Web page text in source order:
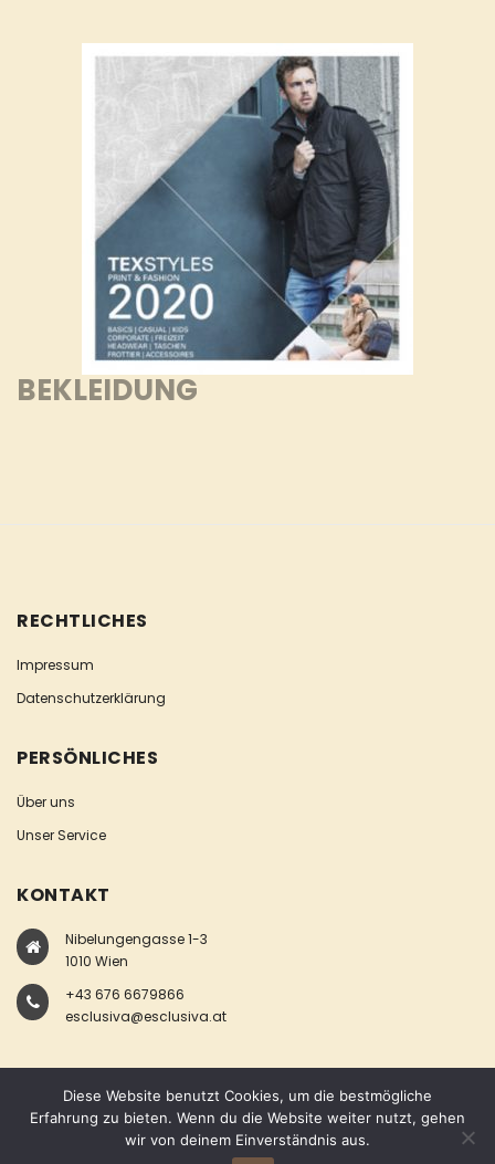
BEKLEIDUNG
RECHTLICHES
Impressum
Datenschutzerklärung
PERSÖNLICHES
Über uns
Unser Service
KONTAKT
Nibelungengasse 1-3
1010 Wien
+43 676 6679866
esclusiva@esclusiva.at
COPYRIGHT © ESCLUSIVA
Diese Website benutzt Cookies, um die bestmögliche
Erfahrung zu bieten. Wenn du die Website weiter nutzt, gehen
wir von deinem Einverständnis aus.